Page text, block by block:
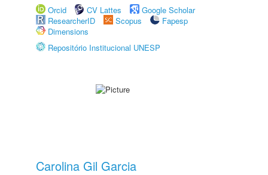
Orcid
CV Lattes
Google Scholar
ResearcherID
Scopus
Fapesp
Dimensions
Repositório Institucional UNESP
Carolina Gil Garcia